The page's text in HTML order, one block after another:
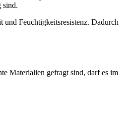
sind.
Feuchtigkeitsresistenz. Dadurch
Materialien gefragt sind, darf es im